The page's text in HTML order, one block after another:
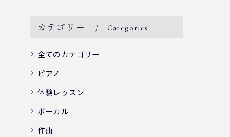
カテゴリー Categories
全てのカテゴリー
ピアノ
体験レッスン
ボーカル
作曲